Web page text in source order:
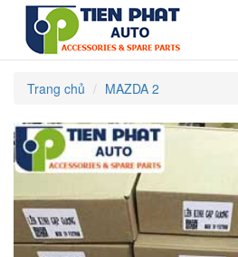
Trang chủ MAZDA 2